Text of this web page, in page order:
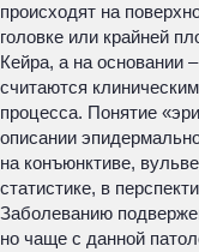
происходят на
головке или крайней
Кейра, а на основании
считаются
процесса. Понятие
описании
на конъюнктиве,
статистике, в
Заболеванию
но чаще с данной